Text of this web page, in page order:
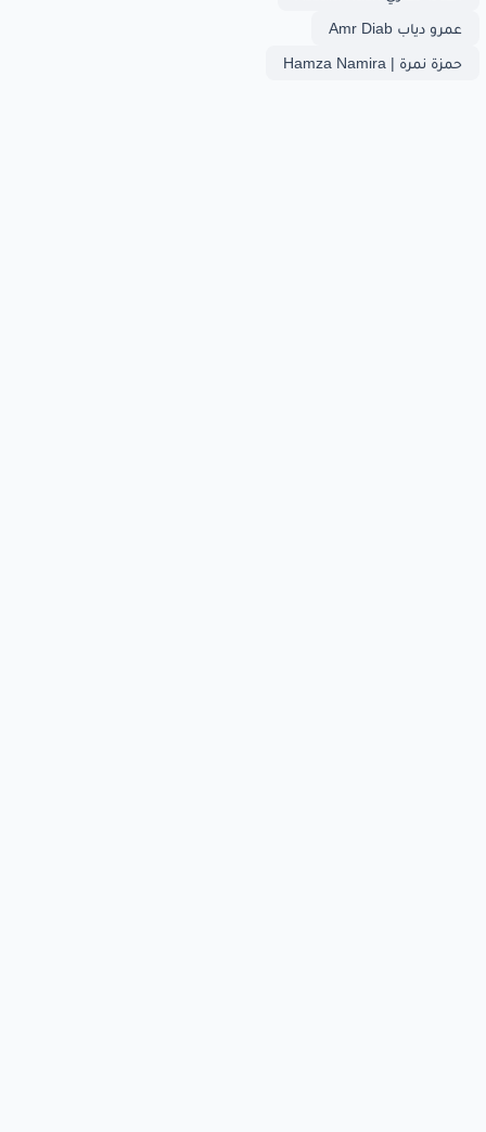
عمرو دياب Amr Diab
حمزة نمرة | Hamza Namira